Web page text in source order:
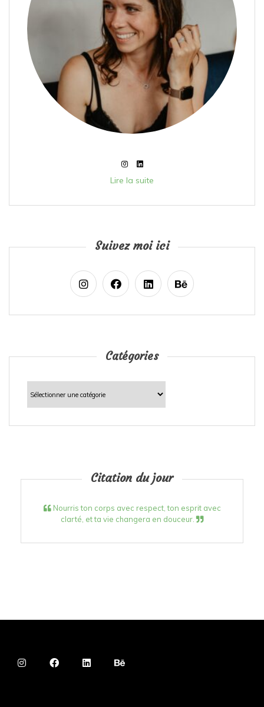
Lire la suite
Suivez moi ici
Catégories
Catégories
Citation du jour
Nourris ton corps avec respect, ton esprit avec
clarté, et ta vie changera en douceur.